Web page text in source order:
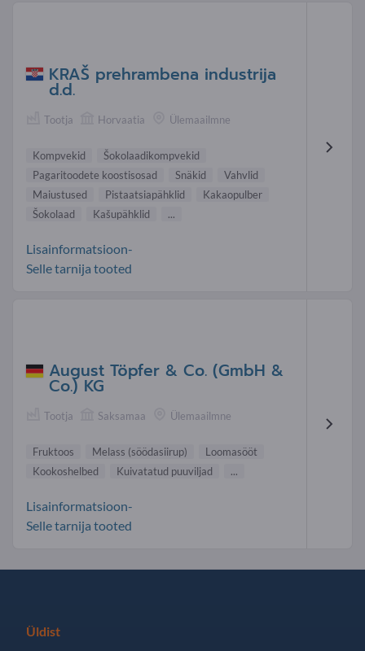
KRAŠ prehrambena industrija
d.d.
Tootja Horvaatia Ülemaailmne
Kompvekid
Šokolaadikompvekid
Pagaritoodete koostisosad
Snäkid
Vahvlid
Maiustused
Pistaatsiapähklid
Kakaopulber
Šokolaad
Kašupähklid ...
Lisainformatsioon-
Selle tarnija tooted
August Töpfer & Co. (GmbH &
Co.) KG
Tootja Saksamaa Ülemaailmne
Fruktoos Melass (söödasiirup)
Loomasööt
Kookoshelbed
Kuivatatud puuviljad ...
Lisainformatsioon-
Selle tarnija tooted
Üldist